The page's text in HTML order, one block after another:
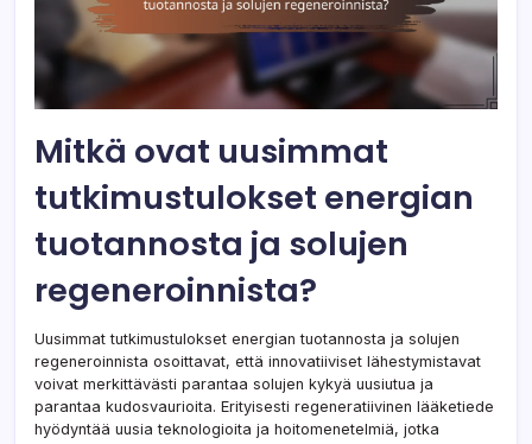
Mitkä ovat uusimmat
tutkimustulokset energian
tuotannosta ja solujen
regeneroinnista?
Uusimmat tutkimustulokset energian tuotannosta ja solujen
regeneroinnista osoittavat, että innovatiiviset lähestymistavat
voivat merkittävästi parantaa solujen kykyä uusiutua ja
parantaa kudosvaurioita. Erityisesti regeneratiivinen lääketiede
hyödyntää uusia teknologioita ja hoitomenetelmiä, jotka